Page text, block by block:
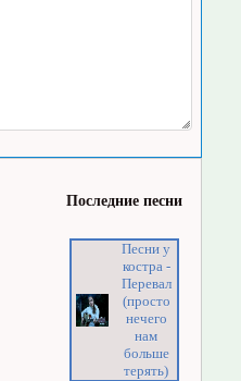
Последние песни
Песни у
костра -
Перевал
(просто
нечего
нам
больше
терять)